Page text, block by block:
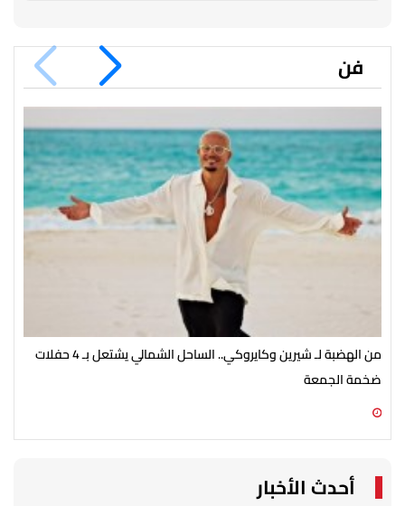
فن
من الهضبة لـ شيرين وكايروكي.. الساحل الشمالي يشتعل بـ 4 حفلات
ضخمة الجمعة
أحدث الأخبار